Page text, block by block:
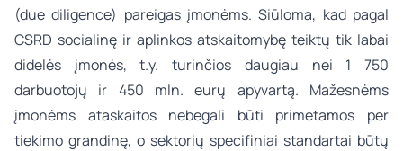
(due diligence) pareigas įmonėms. Siūloma, kad pagal
CSRD socialinę ir aplinkos atskaitomybę teiktų tik labai
didelės įmonės, t.y. turinčios daugiau nei 1 750
darbuotojų ir 450 mln. eurų apyvartą. Mažesnėms
įmonėms ataskaitos nebegali būti primetamos per
tiekimo grandinę, o sektorių specifiniai standartai būtų